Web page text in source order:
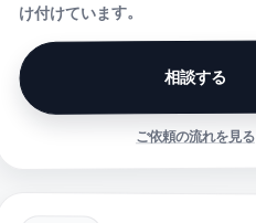
け付けています。
相談する
ご依頼の流れを見る